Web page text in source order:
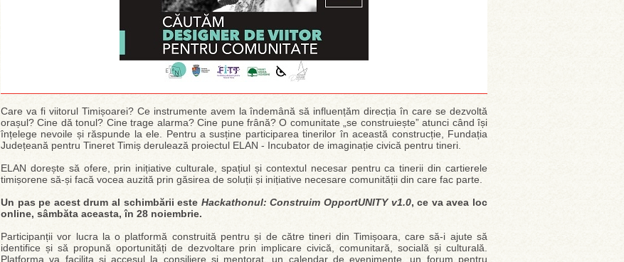
Care va fi viitorul Timișoarei? Ce instrumente avem la îndemână să influențăm direcția în care se dezvoltă
orașul? Cine dă tonul? Cine trage alarma? Cine pune frână? O comunitate „se construiește” atunci când își
înțelege nevoile și răspunde la ele. Pentru a susține participarea tinerilor în această construcție, Fundația
Județeană pentru Tineret Timiș derulează proiectul ELAN - Incubator de imaginație civică pentru tineri.
ELAN dorește să ofere, prin inițiative culturale, spațiul și contextul necesar pentru ca tinerii din cartierele
timișorene să-și facă vocea auzită prin găsirea de soluții și inițiative necesare comunității din care fac parte.
Un pas pe acest drum al schimbării este Hackathonul: Construim OpportUNITY v1.0, ce va avea loc
online, sâmbăta aceasta, în 28 noiembrie.
Participanții vor lucra la o platformă construită pentru și de către tineri din Timișoara, care să-i ajute să
identifice și să propună oportunități de dezvoltare prin implicare civică, comunitară, socială și culturală.
Platforma va facilita și accesul la consiliere și mentorat, un calendar de evenimente, un forum pentru